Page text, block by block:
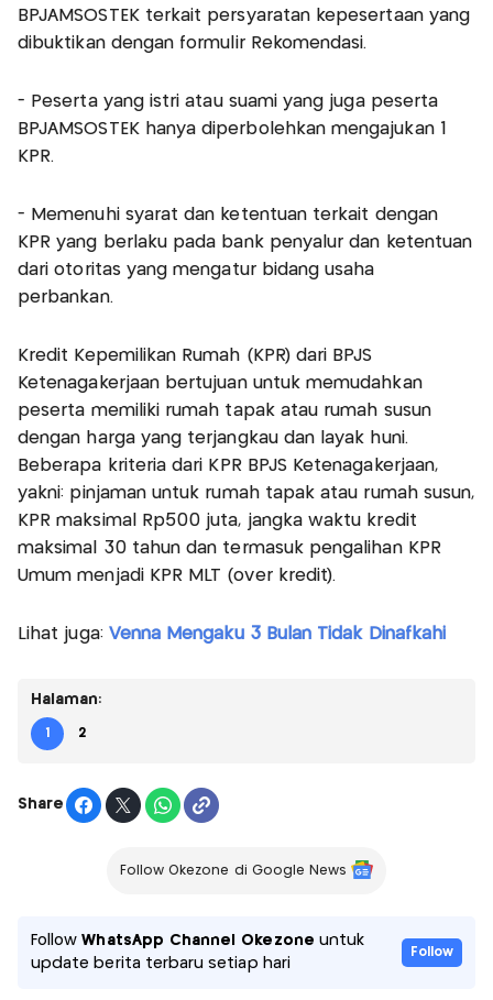
BPJAMSOSTEK terkait persyaratan kepesertaan yang
dibuktikan dengan formulir Rekomendasi.
- Peserta yang istri atau suami yang juga peserta
BPJAMSOSTEK hanya diperbolehkan mengajukan 1
KPR.
- Memenuhi syarat dan ketentuan terkait dengan
KPR yang berlaku pada bank penyalur dan ketentuan
dari otoritas yang mengatur bidang usaha
perbankan.
Kredit Kepemilikan Rumah (KPR) dari BPJS
Ketenagakerjaan bertujuan untuk memudahkan
peserta memiliki rumah tapak atau rumah susun
dengan harga yang terjangkau dan layak huni.
Beberapa kriteria dari KPR BPJS Ketenagakerjaan,
yakni: pinjaman untuk rumah tapak atau rumah susun,
KPR maksimal Rp500 juta, jangka waktu kredit
maksimal 30 tahun dan termasuk pengalihan KPR
Umum menjadi KPR MLT (over kredit).
Lihat juga: Venna Mengaku 3 Bulan Tidak Dinafkahi
Halaman:
1 2
Share
Follow Okezone di Google News
FollowWhatsApp Channel Okezone untuk
update berita terbaru setiap hari
Follow